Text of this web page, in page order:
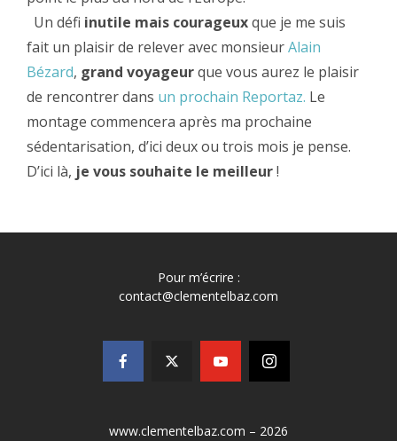
Un défi inutile mais courageuxque je me suis
fait un plaisir de relever avec monsieurAlain
Bézard, grand voyageurque vous aurez le plaisir
de rencontrer dans un prochain Reportaz. Le
montage commencera après ma prochaine
sédentarisation, d’ici deux ou trois mois je pense.
D’ici là, je vous souhaite le meilleur!
Pour m’écrire :
contact@clementelbaz.com
www.clementelbaz.com – 2026